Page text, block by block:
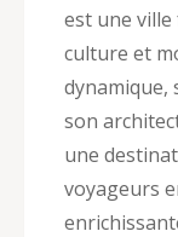
est une
culture et
dynamique,
son
une
voyageurs